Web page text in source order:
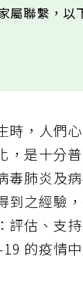
屬聯繫，以
時，人們
，是十分
毒肺炎及
到之經驗
評估、支
的疫情